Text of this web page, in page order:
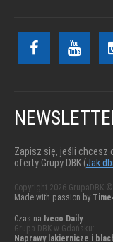
Zapisz się, jeśli chcesz
oferty Grupy DBK (Jak
Copyright 2026 GrupaDBK
Made with passion by
Czas na Iveco Daily
Grupa DBK w Gdańsku:
Naprawy lakiernicze i